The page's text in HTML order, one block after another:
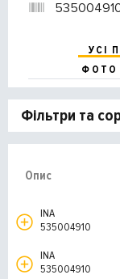
УСІ
ФОТО
Фільтри та
Опис
INA
535004910
INA
535004910